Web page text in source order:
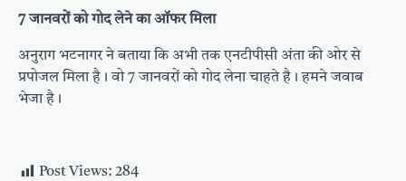
7 जानवरों को गोद लेने का ऑफर मिला
अनुराग भटनागर ने बताया कि अभी तक एनटीपीसी अंता की ओर से
प्रपोजल मिला है। वो 7 जानवरों को गोद लेना चाहते है। हमने जवाब
भेजा है।
Post Views: 284